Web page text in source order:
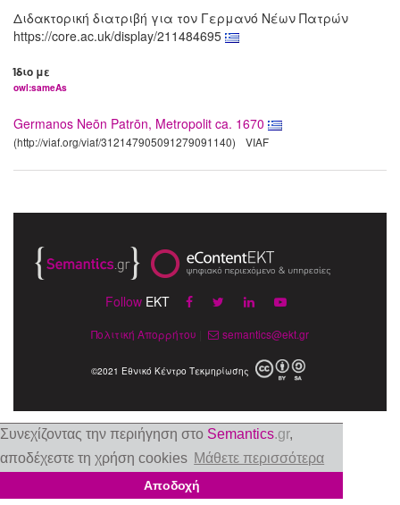
Συνεχίζοντας την περιήγηση στο Semantics.gr,
αποδέχεστε τη χρήση cookies Μάθετε περισσότερα
Αποδοχή
Διδακτορική διατριβή για τον Γερμανό Νέων Πατρών
https://core.ac.uk/display/211484695
Ίδιο με
owl:sameAs
Germanos Neōn Patrōn, Metropolit ca. 1670
(http://viaf.org/viaf/312147905091279091140) VIAF
Follow EKT
Πολιτική Απορρήτου semantics@ekt.gr
©2021 Εθνικό Κέντρο Τεκμηρίωσης